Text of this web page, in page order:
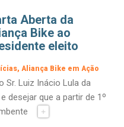
Aberta da
Bike ao
eleito
Aliança Bike em Ação
Sr. Luiz Inácio Lula da
desejar que a partir de 1º
+